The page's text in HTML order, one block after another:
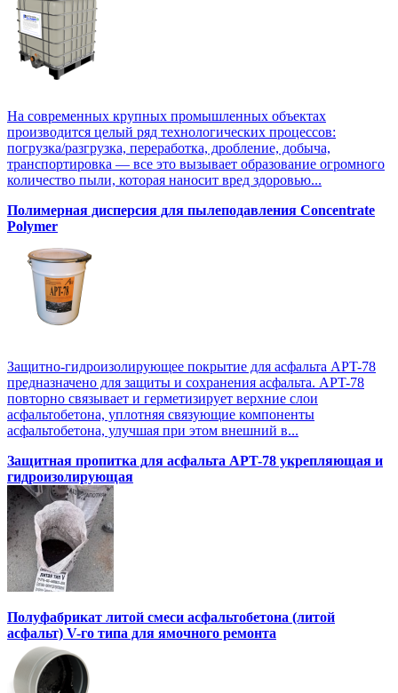
На современных крупных промышленных объектах
производится целый ряд технологических процессов:
погрузка/разгрузка, переработка, дробление, добыча,
транспортировка — все это вызывает образование огромного
количество пыли, которая наносит вред здоровью...
Полимерная дисперсия для пылеподавления Concentrate
Polymer
Защитно-гидроизолирующее покрытие для асфальта APT-78
предназначено для защиты и сохранения асфальта. APT-78
повторно связывает и герметизирует верхние слои
асфальтобетона, уплотняя связующие компоненты
асфальтобетона, улучшая при этом внешний в...
Защитная пропитка для асфальта APT-78 укрепляющая и
гидроизолирующая
Полуфабрикат литой смеси асфальтобетона (литой
асфальт) V-го типа для ямочного ремонта